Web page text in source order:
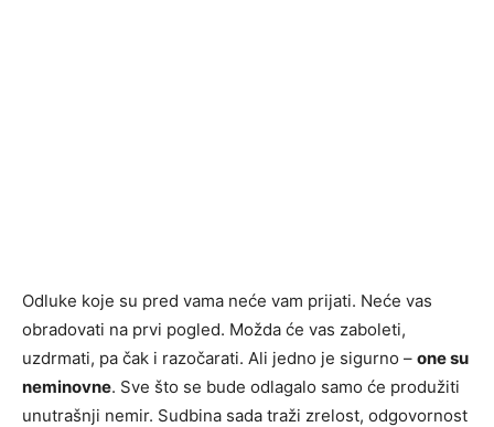
Odluke koje su pred vama neće vam prijati. Neće vas
obradovati na prvi pogled. Možda će vas zaboleti,
uzdrmati, pa čak i razočarati. Ali jedno je sigurno – one su
neminovne. Sve što se bude odlagalo samo će produžiti
unutrašnji nemir. Sudbina sada traži zrelost, odgovornost